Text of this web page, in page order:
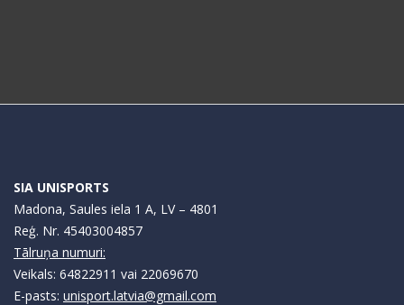
SIA UNISPORTS
Madona, Saules iela 1 A, LV – 4801
Reģ. Nr. 45403004857
Tālruņa numuri:
Veikals: 64822911 vai 22069670
E-pasts: unisport.latvia@gmail.com